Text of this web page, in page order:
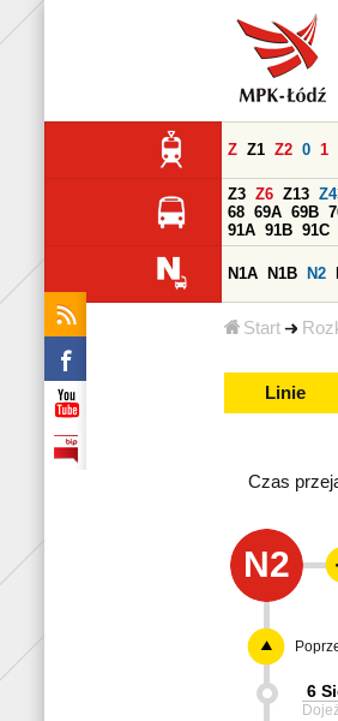
Start
Z Z1 Z2 0 1
Z3 Z6 Z13
68 69A 69B
91A 91B 91C
N1A N1B N2
Linie
Czas
N2
6